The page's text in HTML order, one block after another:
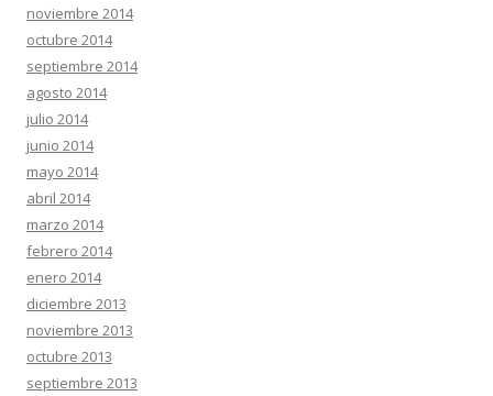
noviembre 2014
octubre 2014
septiembre 2014
agosto 2014
julio 2014
junio 2014
mayo 2014
abril 2014
marzo 2014
febrero 2014
enero 2014
diciembre 2013
noviembre 2013
octubre 2013
septiembre 2013